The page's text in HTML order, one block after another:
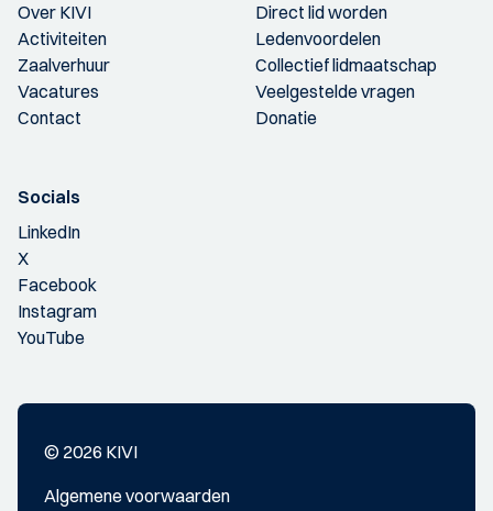
Over KIVI
Activiteiten
Zaalverhuur
Vacatures
Contact
Direct lid worden
Ledenvoordelen
Collectief lidmaatschap
Veelgestelde vragen
Donatie
Socials
LinkedIn
X
Facebook
Instagram
YouTube
© 2026 KIVI
Algemene voorwaarden